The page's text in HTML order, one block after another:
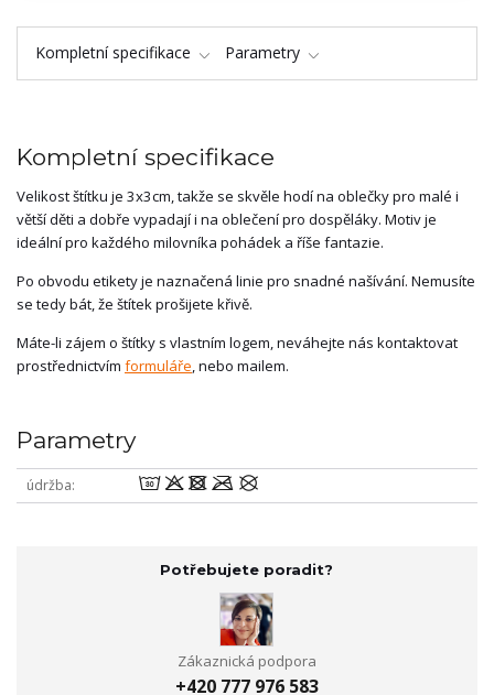
Kompletní specifikace Parametry
Kompletní specifikace
Velikost štítku je 3x3cm, takže se skvěle hodí na oblečky pro malé i
větší děti a dobře vypadají i na oblečení pro dospěláky. Motiv je
ideální pro každého milovníka pohádek a říše fantazie.
Po obvodu etikety je naznačená linie pro snadné našívání. Nemusíte
se tedy bát, že štítek prošijete křivě.
Máte-li zájem o štítky s vlastním logem, neváhejte nás kontaktovat
prostřednictvím formuláře, nebo mailem.
Parametry
údržba wodmU
Potřebujete poradit?
Zákaznická podpora
+420 777 976 583